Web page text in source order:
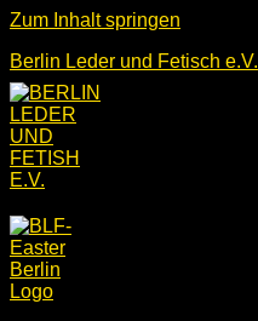
Zum Inhalt springen
Berlin Leder und Fetisch e.V.